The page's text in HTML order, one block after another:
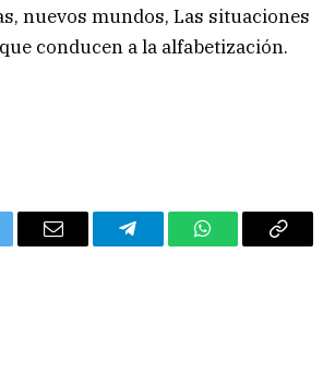
nuevos mundos, Las situaciones
conducen a la alfabetización.
Email TelegramWhatsAppCopy